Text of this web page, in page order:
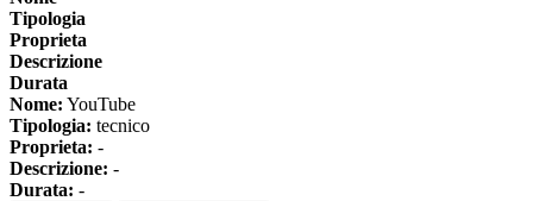
Tipologia
Proprieta
Descrizione
Durata
Nome: YouTube
Tipologia: tecnico
Proprieta: -
Descrizione: -
Durata: -